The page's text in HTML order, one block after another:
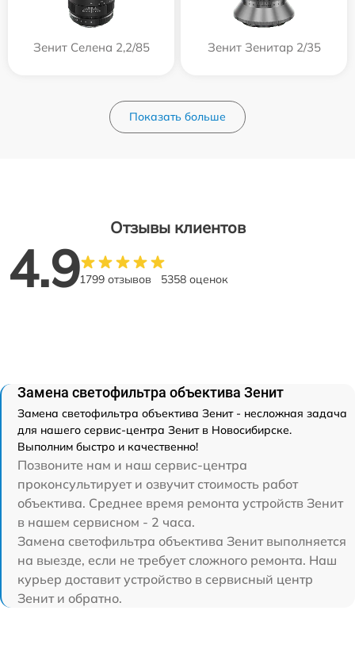
Зенит Селена 2,2/85 Зенит Зенитар 2/35
Показать больше
Отзывы клиентов
4.91799 отзывов 5358 оценок
Замена светофильтра объектива Зенит
Замена светофильтра объектива Зенит - несложная задача
для нашего сервис-центра Зенит в Новосибирске.
Выполним быстро и качественно!
Позвоните нам и наш сервис-центра
проконсультирует и озвучит стоимость работ
объектива. Среднее время ремонта устройств Зенит
в нашем сервисном - 2 часа.
Замена светофильтра объектива Зенит выполняется
на выезде, если не требует сложного ремонта. Наш
курьер доставит устройство в сервисный центр
Зенит и обратно.